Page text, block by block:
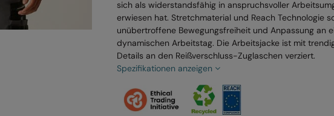
sich als widerstandsfähig in anspruchsvoller
erwiesen hat. Stretchmaterial und Reach Technologie
unübertroffene Bewegungsfreiheit und Anpassung an
dynamischen Arbeitstag. Die Arbeitsjacke ist mit
Details an den Reißverschluss-Zuglaschen verziert.
Spezifikationen anzeigen